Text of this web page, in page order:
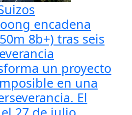
encadena
8b+) tras seis
un proyecto
en una
El